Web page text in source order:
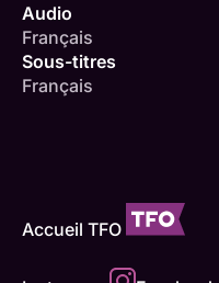
Audio
Français
Sous-titres
Français
Accueil TFO